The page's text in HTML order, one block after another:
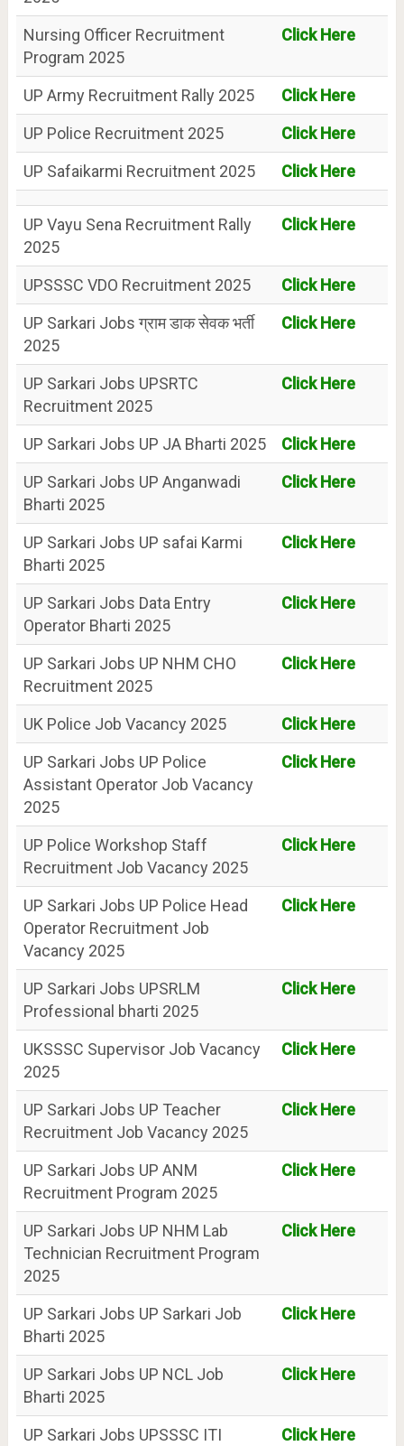
Nursing Officer Recruitment
Program 2025
Click Here
UP Army Recruitment Rally 2025
Click Here
UP Police Recruitment 2025
Click Here
UP Safaikarmi Recruitment 2025
Click Here
UP Vayu Sena Recruitment Rally
2025
Click Here
UPSSSC VDO Recruitment 2025
Click Here
UP Sarkari Jobs ग्राम डाक सेवक भर्ती
2025
Click Here
UP Sarkari Jobs UPSRTC
Recruitment 2025
Click Here
UP Sarkari Jobs UP JA Bharti 2025
Click Here
UP Sarkari Jobs UP Anganwadi
Bharti 2025
Click Here
UP Sarkari Jobs UP safai Karmi
Bharti 2025
Click Here
UP Sarkari Jobs Data Entry
Operator Bharti 2025
Click Here
UP Sarkari Jobs UP NHM CHO
Recruitment 2025
Click Here
UK Police Job Vacancy 2025
Click Here
UP Sarkari Jobs UP Police
Assistant Operator Job Vacancy
2025
Click Here
UP Police Workshop Staff
Recruitment Job Vacancy 2025
Click Here
UP Sarkari Jobs UP Police Head
Operator Recruitment Job
Vacancy 2025
Click Here
UP Sarkari Jobs UPSRLM
Professional bharti 2025
Click Here
UKSSSC Supervisor Job Vacancy
2025
Click Here
UP Sarkari Jobs UP Teacher
Recruitment Job Vacancy 2025
Click Here
UP Sarkari Jobs UP ANM
Recruitment Program 2025
Click Here
UP Sarkari Jobs UP NHM Lab
Technician Recruitment Program
2025
Click Here
UP Sarkari Jobs UP Sarkari Job
Bharti 2025
Click Here
UP Sarkari Jobs UP NCL Job
Bharti 2025
Click Here
UP Sarkari Jobs UPSSSC ITI
Click Here